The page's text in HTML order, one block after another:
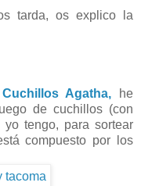
tarda, os explico la
Cuchillos Agatha, he
de cuchillos (con
tengo, para sortear
compuesto por los